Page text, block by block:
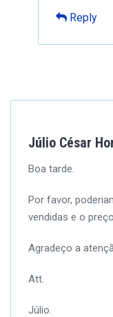
Reply
Júlio César
Boa tarde.
Por favor,
vendidas e o
Agradeço a
Att.
Júlio.